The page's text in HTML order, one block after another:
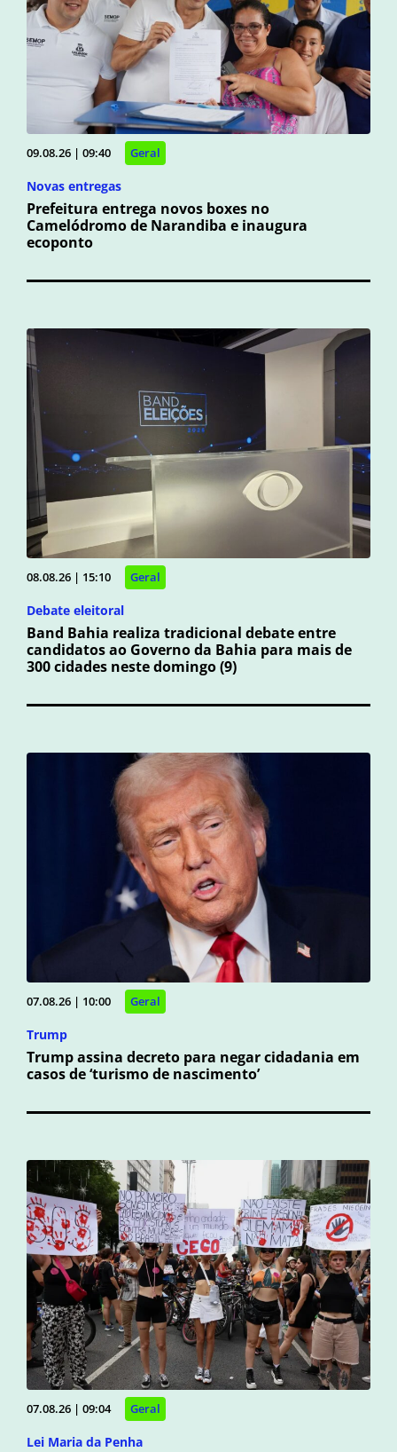
09.08.26 | 09:40 Geral
Novas entregas
Prefeitura entrega novos boxes no
Camelódromo de Narandiba e inaugura
ecoponto
08.08.26 | 15:10 Geral
Debate eleitoral
Band Bahia realiza tradicional debate entre
candidatos ao Governo da Bahia para mais de
300 cidades neste domingo (9)
07.08.26 | 10:00 Geral
Trump
Trump assina decreto para negar cidadania em
casos de ‘turismo de nascimento’
07.08.26 | 09:04 Geral
Lei Maria da Penha